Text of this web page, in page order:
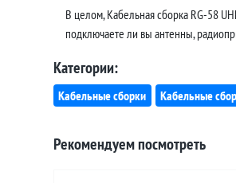
В целом, Кабельная сборка RG-58
подключаете ли вы антенны,
Категории:
Кабельные сборки Кабельные
Рекомендуем посмотреть